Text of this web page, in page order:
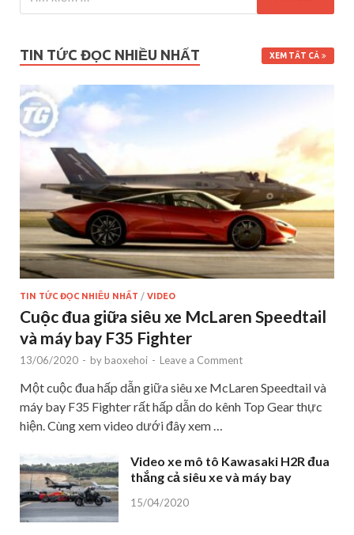
TIN TỨC ĐỌC NHIỀU NHẤT XEM TẤT CẢ
TIN TỨC ĐỌC NHIỀU NHẤT / VIDEO
Cuộc đua giữa siêu xe McLaren Speedtail
và máy bay F35 Fighter
13/06/2020 - by baoxehoi - Leave a Comment
Một cuộc đua hấp dẫn giữa siêu xe McLaren Speedtail và
máy bay F35 Fighter rất hấp dẫn do kênh Top Gear thực
hiện. Cùng xem video dưới đây xem …
Video xe mô tô Kawasaki H2R đua
thắng cả siêu xe và máy bay
15/04/2020